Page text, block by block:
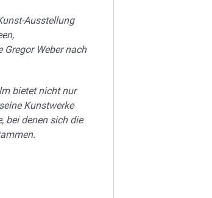
Ausstellung
Gregor Weber nach
bietet nicht nur
Kunstwerke
bei denen sich die